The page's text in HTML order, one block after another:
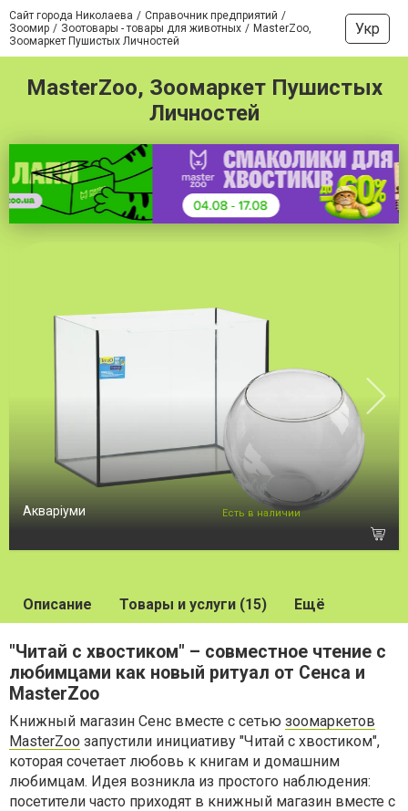
Сайт города Николаева
Справочник предприятий
Зоомир
Зоотовары - товары для животных
MasterZoo,
Зоомаркет Пушистых Личностей
Укр
MasterZoo, Зоомаркет Пушистых
Личностей
Акваріуми Есть в наличии
Описание Товары и услуги (15) Ещё
"Читай с хвостиком" – совместное чтение с
любимцами как новый ритуал от Сенса и
MasterZoo
Книжный магазин Сенс вместе с сетью зоомаркетов
MasterZoo запустили инициативу "Читай с хвостиком",
которая сочетает любовь к книгам и домашним
любимцам. Идея возникла из простого наблюдения:
посетители часто приходят в книжный магазин вместе с